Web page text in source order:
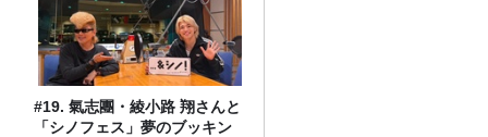
#19. 氣志團・綾小路 翔さんと
「シノフェス」夢のブッキン